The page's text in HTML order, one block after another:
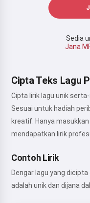
Sedia
Jana
Cipta Teks Lagu
Cipta lirik lagu unik
Sesuai untuk hadiah
kreatif. Hanya
mendapatkan lirik
Contoh Lirik
Dengar lagu yang
adalah unik dan dijana